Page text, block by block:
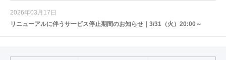
2026年03月17日
リニューアルに伴うサービス停止期間のお知らせ｜3/31（火）20:00～